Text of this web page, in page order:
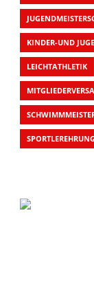
KINDER-UND
LEICHTATHLETIK
SPORTLEREHRUNG